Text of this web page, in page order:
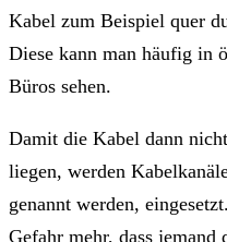
Kabel zum Beispiel quer
Diese kann man häufig in
Büros sehen.
Damit die Kabel dann
liegen, werden
genannt werden,
Gefahr mehr, dass jemand